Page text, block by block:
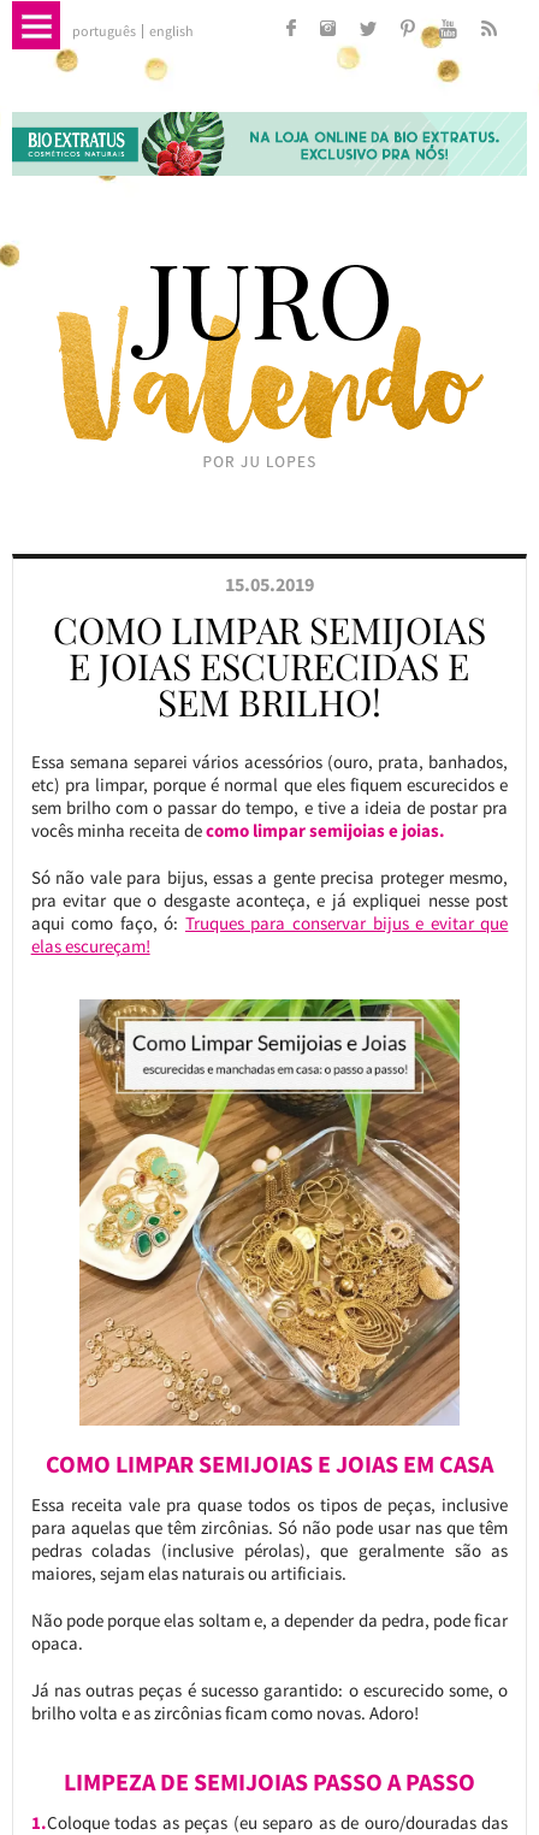
português english
15.05.2019
COMO LIMPAR SEMIJOIAS
E JOIAS ESCURECIDAS E
SEM BRILHO!
Essa semana separei vários acessórios (ouro, prata, banhados,
etc) pra limpar, porque é normal que eles fiquem escurecidos e
sem brilho com o passar do tempo, e tive a ideia de postar pra
vocês minha receita decomo limpar semijoias e joias.
Só não vale para bijus, essas a gente precisa proteger mesmo,
pra evitar que o desgaste aconteça, e já expliquei nesse post
aqui como faço, ó: Truques para conservar bijus e evitar que
elas escureçam!
COMO LIMPAR SEMIJOIAS E JOIAS EM CASA
Essa receita vale pra quase todos os tipos de peças, inclusive
para aquelas que têm zircônias. Só não pode usar nas que têm
pedras coladas (inclusive pérolas), que geralmente são as
maiores, sejam elas naturais ou artificiais.
Não pode porque elas soltam e, a depender da pedra, pode ficar
opaca.
Já nas outras peças é sucesso garantido: o escurecido some, o
brilho volta e as zircônias ficam como novas. Adoro!
LIMPEZA DE SEMIJOIAS PASSO A PASSO
1.Coloque todas as peças (eu separo as de ouro/douradas das